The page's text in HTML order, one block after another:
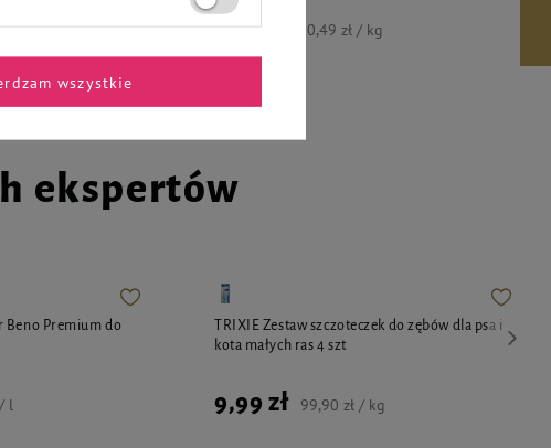
3,79 zł 20,49 zł / kg
ekspertów
Beno Premium do
l
TRIXIE Zestaw szczoteczek do zębów dla psa i
kota małych ras 4 szt
9,99 zł 99,90 zł / kg
wszystkie